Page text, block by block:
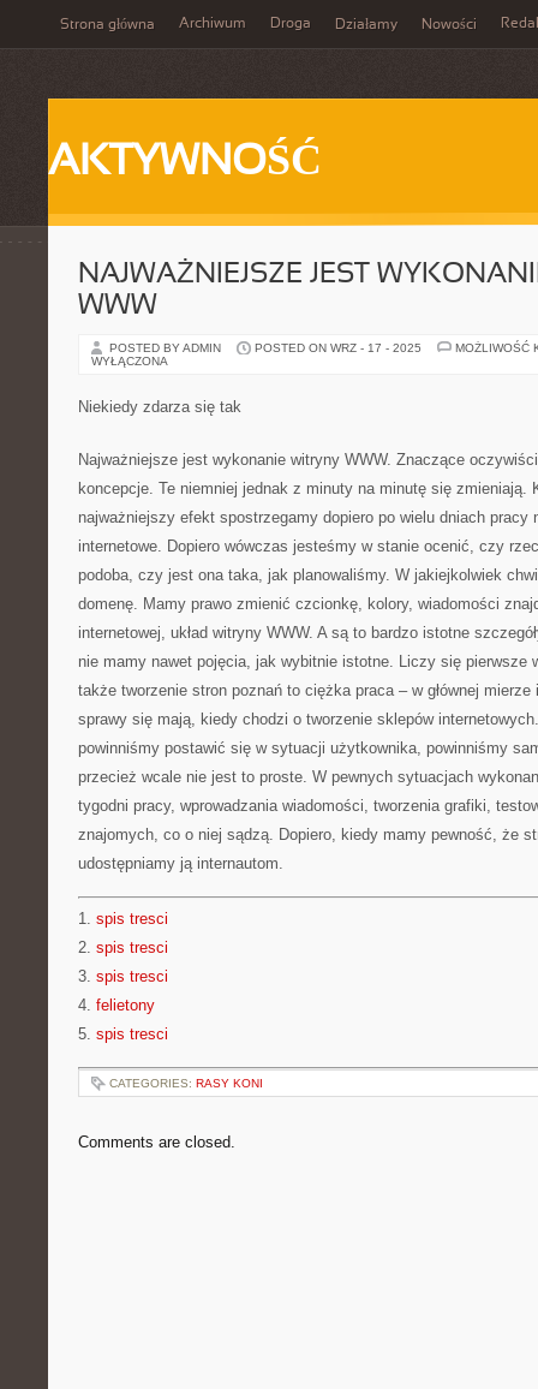
Strona główna Archiwum Droga Działamy Nowości
AKTYWNOŚĆ
NAJWAŻNIEJSZE JEST
WWW
POSTED BY ADMIN POSTED ON WRZ - 17 - 2025
MOŻLIWOŚĆ
WYŁĄCZONA
Niekiedy zdarza się tak
Najważniejsze jest wykonanie witryny WWW. Znaczące
koncepcje. Te niemniej jednak z minuty na minutę się zmieniają.
najważniejszy efekt spostrzegamy dopiero po wielu dniach pracy
internetowe. Dopiero wówczas jesteśmy w stanie ocenić, czy
podoba, czy jest ona taka, jak planowaliśmy. W jakiejkolwiek
domenę. Mamy prawo zmienić czcionkę, kolory, wiadomości
internetowej, układ witryny WWW. A są to bardzo istotne
nie mamy nawet pojęcia, jak wybitnie istotne. Liczy się pierwsze
także tworzenie stron poznań to ciężka praca – w głównej
sprawy się mają, kiedy chodzi o tworzenie sklepów
powinniśmy postawić się w sytuacji użytkownika, powinniśmy
przecież wcale nie jest to proste. W pewnych sytuacjach
tygodni pracy, wprowadzania wiadomości, tworzenia grafiki,
znajomych, co o niej sądzą. Dopiero, kiedy mamy pewność, że
udostępniamy ją internautom.
1. spis tresci
2. spis tresci
3. spis tresci
4. felietony
5. spis tresci
CATEGORIES: RASY KONI
Comments are closed.